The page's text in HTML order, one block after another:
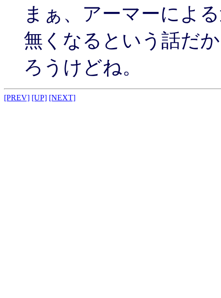
まぁ、アーマーによ
無くなるという話だ
ろうけどね。
[PREV] [UP] [NEXT]